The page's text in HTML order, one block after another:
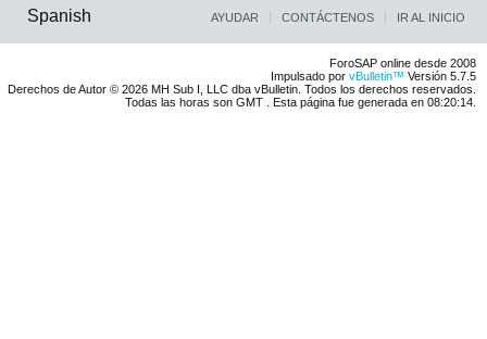
Spanish AYUDAR CONTÁCTENOS IR AL INICIO
ForoSAP online desde 2008
Impulsado por vBulletin™ Versión 5.7.5
Derechos de Autor © 2026 MH Sub I, LLC dba vBulletin. Todos los derechos reservados.
Todas las horas son GMT . Esta página fue generada en 08:20:14.